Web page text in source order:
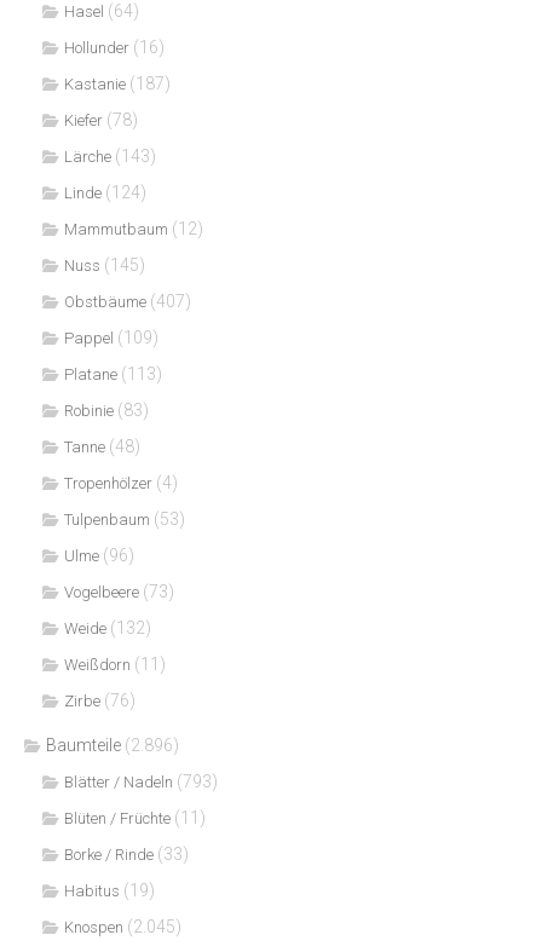
Hasel (64)
Hollunder (16)
Kastanie (187)
Kiefer (78)
Lärche (143)
Linde (124)
Mammutbaum (12)
Nuss (145)
Obstbäume (407)
Pappel (109)
Platane (113)
Robinie (83)
Tanne (48)
Tropenhölzer (4)
Tulpenbaum (53)
Ulme (96)
Vogelbeere (73)
Weide (132)
Weißdorn (11)
Zirbe (76)
Baumteile (2.896)
Blätter / Nadeln (793)
Blüten / Früchte (11)
Borke / Rinde (33)
Habitus (19)
Knospen (2.045)